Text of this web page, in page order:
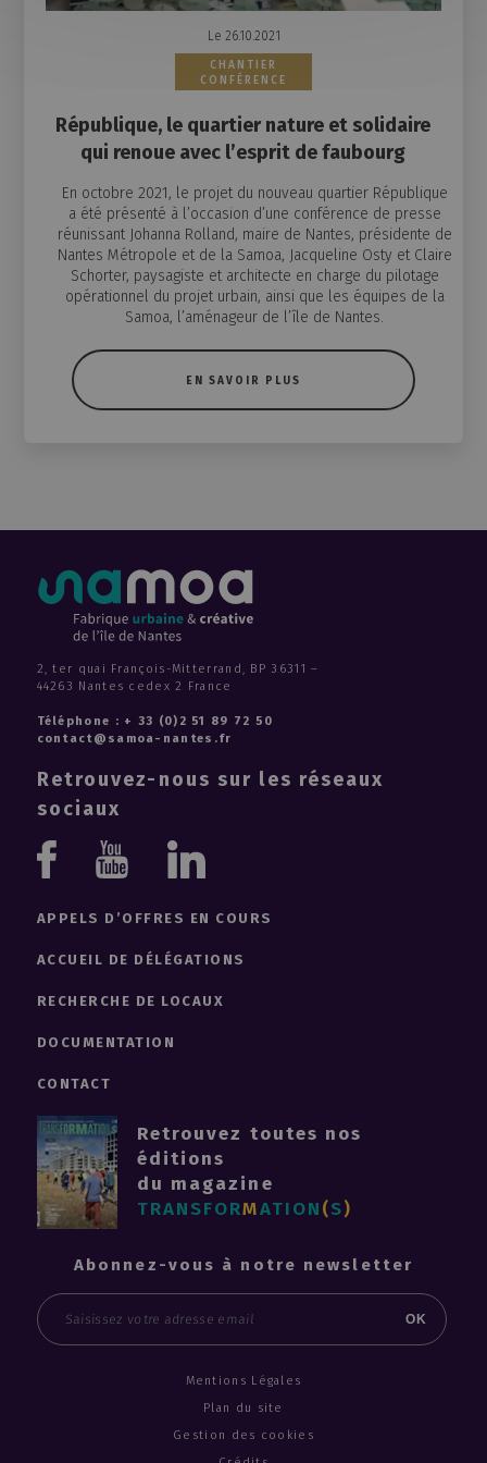
Le 26.10.2021
CHANTIER
CONFÉRENCE
République, le quartier nature et solidaire
qui renoue avec l’esprit de faubourg
En octobre 2021, le projet du nouveau quartier République
a été présenté à l’occasion d’une conférence de presse
réunissant Johanna Rolland, maire de Nantes, présidente de
Nantes Métropole et de la Samoa, Jacqueline Osty et Claire
Schorter, paysagiste et architecte en charge du pilotage
opérationnel du projet urbain, ainsi que les équipes de la
Samoa, l’aménageur de l’île de Nantes.
EN SAVOIR PLUS
2, ter quai François-Mitterrand, BP 36311 –
44263 Nantes cedex 2 France
Téléphone : + 33 (0)2 51 89 72 50
contact@samoa-nantes.fr
Retrouvez-nous sur les réseaux
sociaux
YoutubeLinkedin
APPELS D’OFFRES EN COURS
ACCUEIL DE DÉLÉGATIONS
RECHERCHE DE LOCAUX
DOCUMENTATION
CONTACT
Retrouvez toutes nos
éditions
du magazine
TRANSFORMATION(S)
Abonnez-vous à notre newsletter
Email
OK
Mentions Légales
Plan du site
Gestion des cookies